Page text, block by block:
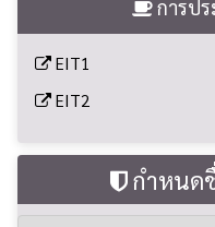
การปร
EIT1
EIT2
กำหนด